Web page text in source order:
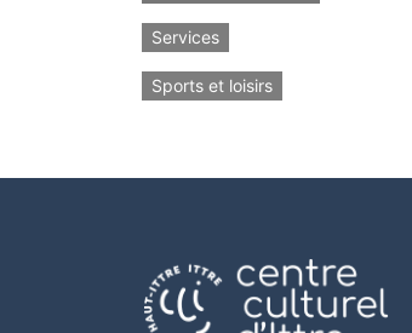
Services
Sports et loisirs